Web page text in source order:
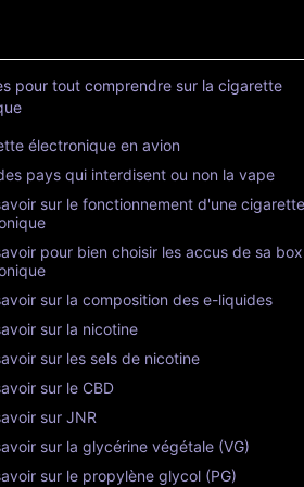
pour tout comprendre sur la cigarette
électronique en avion
pays qui interdisent ou non la vape
sur le fonctionnement d'une cigarette
pour bien choisir les accus de sa box
sur la composition des e-liquides
sur la nicotine
sur les sels de nicotine
sur le CBD
sur JNR
sur la glycérine végétale (VG)
sur le propylène glycol (PG)